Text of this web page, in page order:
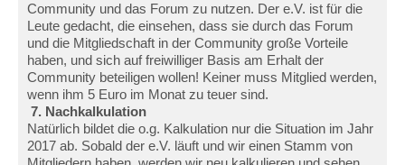
Community und das Forum zu nutzen. Der e.V. ist für die
Leute gedacht, die einsehen, dass sie durch das Forum
und die Mitgliedschaft in der Community große Vorteile
haben, und sich auf freiwilliger Basis am Erhalt der
Community beteiligen wollen! Keiner muss Mitglied werden,
wenn ihm 5 Euro im Monat zu teuer sind.
7. Nachkalkulation
Natürlich bildet die o.g. Kalkulation nur die Situation im Jahr
2017 ab. Sobald der e.V. läuft und wir einen Stamm von